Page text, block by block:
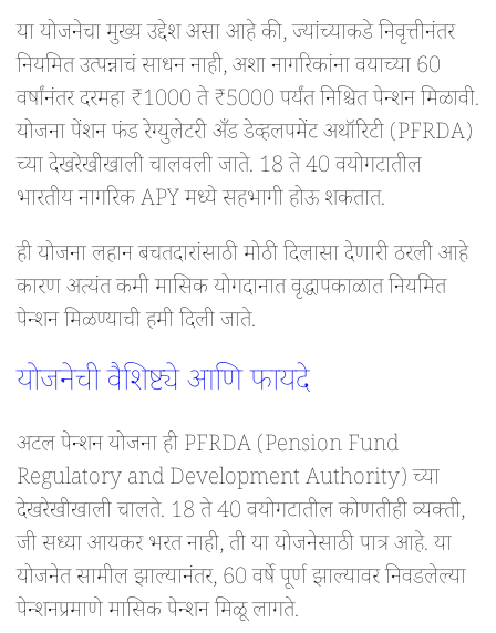
या योजनेचा मुख्य उद्देश असा आहे की, ज्यांच्याकडे निवृत्तीनंतर
नियमित उत्पन्नाचं साधन नाही, अशा नागरिकांना वयाच्या 60
वर्षांनंतर दरमहा ₹1000 ते ₹5000 पर्यंत निश्चित पेन्शन मिळावी.
योजना पेंशन फंड रेग्युलेटरी अँड डेव्हलपमेंट अथॉरिटी (PFRDA)
च्या देखरेखीखाली चालवली जाते. 18 ते 40 वयोगटातील
भारतीय नागरिक APY मध्ये सहभागी होऊ शकतात.
ही योजना लहान बचतदारांसाठी मोठी दिलासा देणारी ठरली आहे
कारण अत्यंत कमी मासिक योगदानात वृद्धापकाळात नियमित
पेन्शन मिळण्याची हमी दिली जाते.
योजनेची वैशिष्ट्ये आणि फायदे
अटल पेन्शन योजना ही PFRDA (Pension Fund
Regulatory and Development Authority) च्या
देखरेखीखाली चालते. 18 ते 40 वयोगटातील कोणतीही व्यक्ती,
जी सध्या आयकर भरत नाही, ती या योजनेसाठी पात्र आहे. या
योजनेत सामील झाल्यानंतर, 60 वर्षे पूर्ण झाल्यावर निवडलेल्या
पेन्शनप्रमाणे मासिक पेन्शन मिळू लागते.